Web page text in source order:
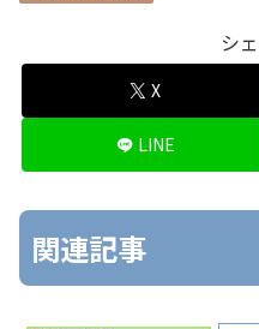
シ
X
LINE
関連記事